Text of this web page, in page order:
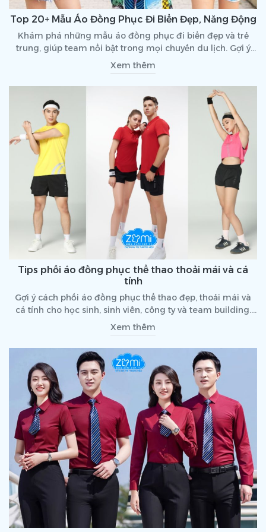
Top 20+ Mẫu Áo Đồng Phục Đi Biển Đẹp, Năng Động
Khám phá những mẫu áo đồng phục đi biển đẹp và trẻ
trung, giúp team nổi bật trong mọi chuyến du lịch. Gợi ý
chất liệu, màu sắc và slogan áo nhóm ấn tượng.
Xem thêm
Tips phối áo đồng phục thể thao thoải mái và cá
tính
Gợi ý cách phối áo đồng phục thể thao đẹp, thoải mái và
cá tính cho học sinh, sinh viên, công ty và team building.
Xem ngay tips hay!
Xem thêm